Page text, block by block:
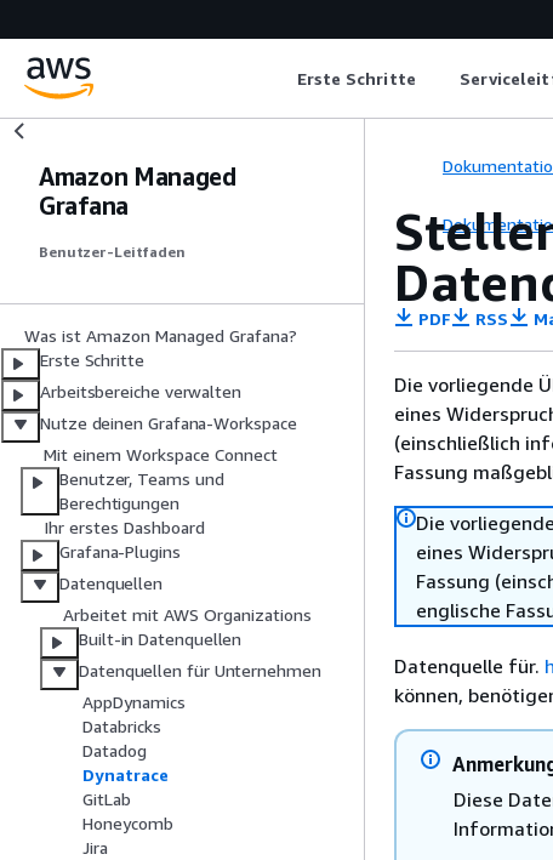
Erste Schritte
Amazon Managed
Grafana
Benutzer-Leitfaden
Was ist Amazon Managed Grafana?
Erste Schritte
Arbeitsbereiche verwalten
Nutze deinen Grafana-Workspace
Mit einem Workspace Connect
Benutzer, Teams und
Berechtigungen
Ihr erstes Dashboard
Grafana-Plugins
Datenquellen
Arbeitet mit AWS Organizations
Built-in Datenquellen
Datenquellen für Unternehmen
AppDynamics
Databricks
Datadog
Dynatrace
GitLab
Honeycomb
Jira
PDF RSS
Die vorliegende
eines
(einschließlich
Fassung
Die
eines
Fassung
englische
Datenquelle für.
können,
Diese